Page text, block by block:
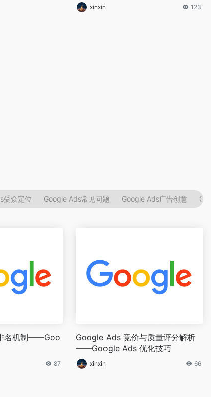
xinxin 123
受众定位 Google Ads常见问题 Google Ads广告创意
名机制——Goo
87
Google Ads 竞价与质量评分解析
——Google Ads 优化技巧
xinxin 66